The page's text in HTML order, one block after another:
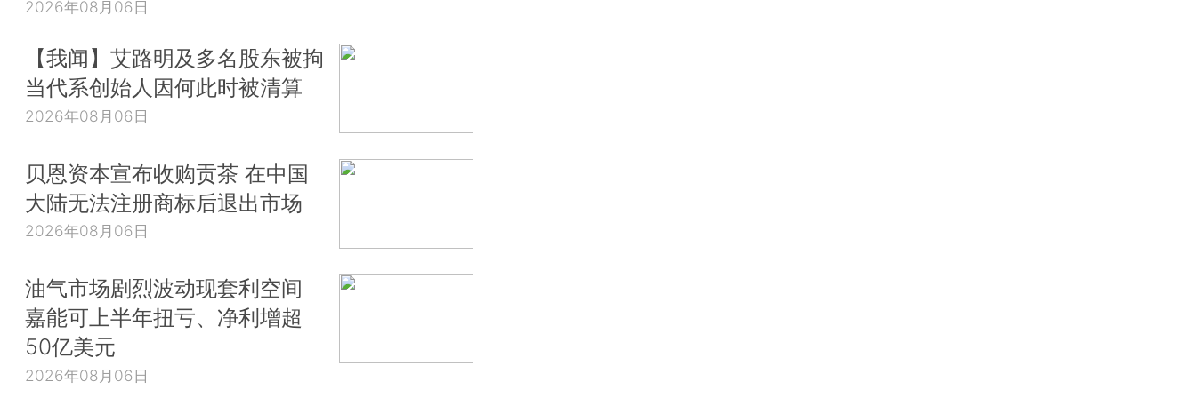
2026年08月06日
【我闻】艾路明及多名股东被拘
当代系创始人因何此时被清算
2026年08月06日
贝恩资本宣布收购贡茶 在中国
大陆无法注册商标后退出市场
2026年08月06日
油气市场剧烈波动现套利空间
嘉能可上半年扭亏、净利增超
50亿美元
2026年08月06日